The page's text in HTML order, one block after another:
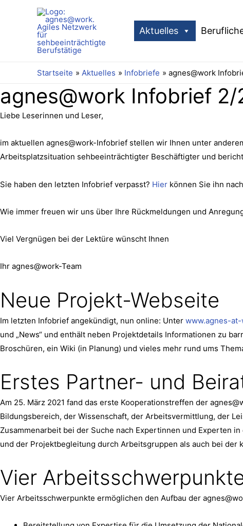
Aktuelles
Startseite Aktuelles Infobriefe agnes@work
agnes@work Infobrief 2/
Liebe Leserinnen und Leser,
im aktuellen agnes@work-Infobrief stellen wir Ihnen unter
Arbeitsplatzsituation sehbeeinträchtigter Beschäftigter und
Sie haben den letzten Infobrief verpasst? Hier können Sie ihn
Wie immer freuen wir uns über Ihre Rückmeldungen und
Viel Vergnügen bei der Lektüre wünscht Ihnen
Ihr agnes@work-Team
Neue Projekt-Webseite
Im letzten Infobrief angekündigt, nun online: Unter www.agnes-
und „News“ und enthält neben Projektdetails Informationen zu
Broschüren, ein Wiki (in Planung) und vieles mehr rund ums
Erstes Partner- und
Am 25. März 2021 fand das erste Kooperationstreffen der
Bildungsbereich, der Wissenschaft, der Arbeitsvermittlung, der
Zusammenarbeit bei der Suche nach Expertinnen und Experten
und der Projektbegleitung durch Arbeitsgruppen als auch bei der
Vier
Vier Arbeitsschwerpunkte ermöglichen den Aufbau der